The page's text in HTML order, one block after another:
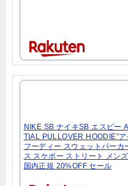
NIKE SB ナイキSB エスビー
TIAL PULLOVER HOODIE”
フーディー スウェットパーカ
ス スケボー ストリート メン
国内正規 20%OFF セール